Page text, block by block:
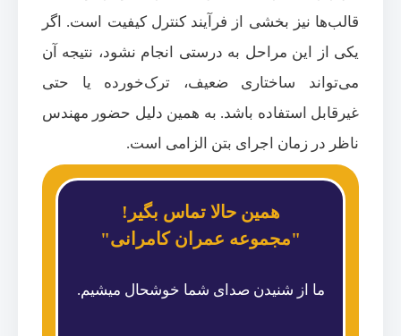
قالب‌ها نیز بخشی از فرآیند کنترل کیفیت است. اگر
یکی از این مراحل به درستی انجام نشود، نتیجه آن
می‌تواند ساختاری ضعیف، ترک‌خورده یا حتی
غیرقابل استفاده باشد. به همین دلیل حضور مهندس
ناظر در زمان اجرای بتن الزامی است.
همین حالا تماس بگیر!
"مجموعه عمران کامرانی"
ما از شنیدن صدای شما خوشحال میشیم.